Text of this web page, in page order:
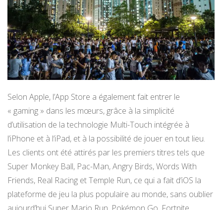
Selon Apple, l’App Store a également fait entrer le
« gaming » dans les mœurs, grâce à la simplicité
d’utilisation de la technologie Multi-Touch intégrée à
l’iPhone et à l’iPad, et à la possibilité de jouer en tout lieu.
Les clients ont été attirés par les premiers titres tels que
Super Monkey Ball, Pac-Man, Angry Birds, Words With
Friends, Real Racing et Temple Run, ce qui a fait d’iOS la
plateforme de jeu la plus populaire au monde, sans oublier